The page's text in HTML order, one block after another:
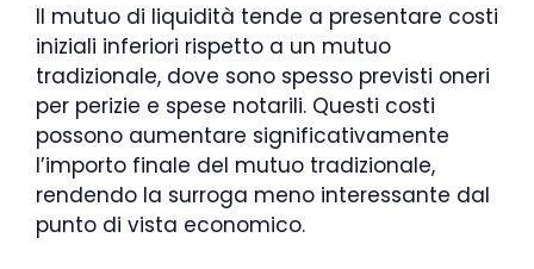
Il mutuo di liquidità tende a presentare costi
iniziali inferiori rispetto a un mutuo
tradizionale, dove sono spesso previsti oneri
per perizie e spese notarili. Questi costi
possono aumentare significativamente
l’importo finale del mutuo tradizionale,
rendendo la surroga meno interessante dal
punto di vista economico.